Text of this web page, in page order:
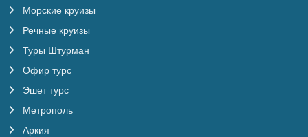
Морские круизы
Речные круизы
Туры Штурман
Офир турс
Эшет турс
Метрополь
Аркия